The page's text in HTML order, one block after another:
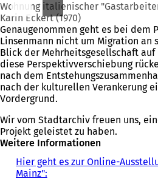
Wohnung italienischer
Karin Eckert (1970)
Genaugenommen geht es bei dem
Linsenmann nicht um Migration an
Blick der Mehrheitsgesellschaft auf
diese Perspektivverschiebung
nach dem
nach der kulturellen Verankerung
Vordergrund.
Wir vom Stadtarchiv freuen uns,
Projekt geleistet zu haben.
Weitere Informationen
Hier geht es zur Online-
Mainz":